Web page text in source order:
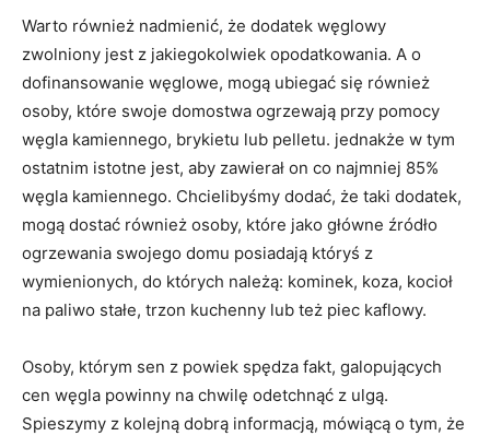
Warto również nadmienić, że dodatek węglowy
zwolniony jest z jakiegokolwiek opodatkowania. A o
dofinansowanie węglowe, mogą ubiegać się również
osoby, które swoje domostwa ogrzewają przy pomocy
węgla kamiennego, brykietu lub pelletu. jednakże w tym
ostatnim istotne jest, aby zawierał on co najmniej 85%
węgla kamiennego. Chcielibyśmy dodać, że taki dodatek,
mogą dostać również osoby, które jako główne źródło
ogrzewania swojego domu posiadają któryś z
wymienionych, do których należą: kominek, koza, kocioł
na paliwo stałe, trzon kuchenny lub też piec kaflowy.
Osoby, którym sen z powiek spędza fakt, galopujących
cen węgla powinny na chwilę odetchnąć z ulgą.
Spieszymy z kolejną dobrą informacją, mówiącą o tym, że